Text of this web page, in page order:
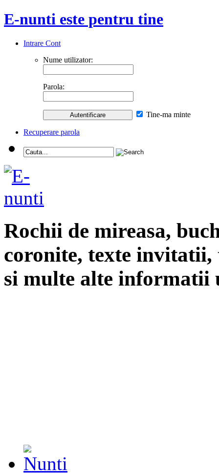
E-nunti este pentru tine
Intrare Cont
Nume utilizator:
Parola:
Tine-ma minte
Recuperare parola
Rochii de mireasa,
coronite, texte
si multe alte informatii